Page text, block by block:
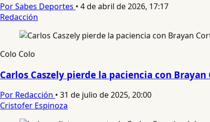
Por Sabes Deportes • 4 de abril de 2026, 17:17
Redacción
Colo Colo
Carlos Caszely pierde la paciencia con
Por Redacción • 31 de julio de 2025, 20:00
Cristofer Espinoza